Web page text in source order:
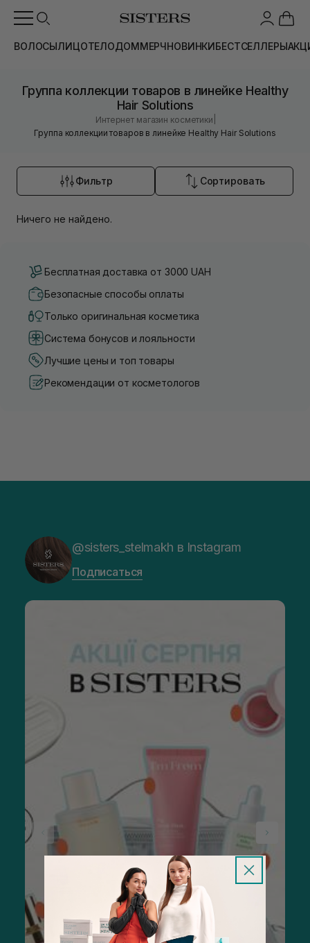
ВОЛОСЫЛИЦОТЕЛОДОММЕРЧНОВИНКИБЕСТСЕЛЛЕРЫ
Группа коллекции товаров в линейке Healthy
Hair Solutions
Интернет магазин косметики
Группа коллекции товаров в линейке Healthy Hair Solutions
Фильтр Сортировать
Ничего не найдено.
Бесплатная доставка от 3000 UAH
Безопасные способы оплаты
Только оригинальная косметика
Система бонусов и лояльности
Лучшие цены и топ товары
Рекомендации от косметологов
@sisters_stelmakh в Instagram
Подписаться